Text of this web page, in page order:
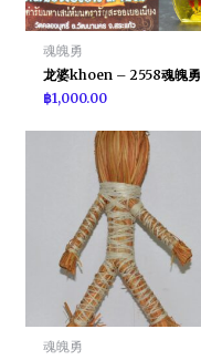
魂魄勇
龙婆khoen – 2558魂魄勇
฿1,000.00
魂魄勇